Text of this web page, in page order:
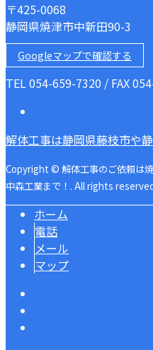
〒425-0068
静岡県焼津市中新田90-3
Googleマップで確認する
TEL 054-659-7320 / FAX
解体工事は静岡県藤枝市や
Copyright © 解体工事のご依頼は
中森工業まで！. All rights
ホーム
電話
メール
マップ